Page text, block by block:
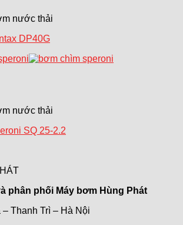
nước thải
DP40G
nước thải
SQ 25-2.2
phân phối Máy bơm Hùng Phát
Thanh Trì – Hà Nội